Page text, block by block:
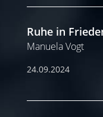
Ruhe in
Manuela Vogt
24.09.2024